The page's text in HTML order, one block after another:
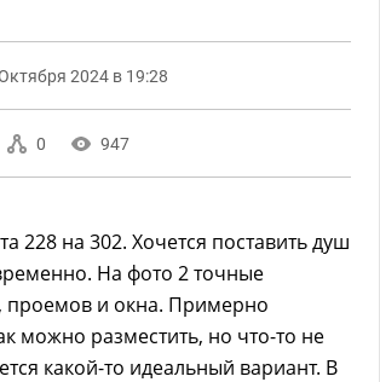
2024 в 19:28
0 947
228 на 302. Хочется поставить душ
На фото 2 точные
проемов и окна. Примерно
можно разместить, но что-то не
какой-то идеальный вариант. В